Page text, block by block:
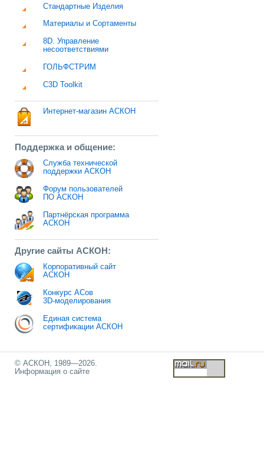
Стандартные Изделия
Материалы и Сортаменты
8D. Управление
несоответствиями
ГОЛЬФСТРИМ
C3D Toolkit
Интернет-магазин АСКОН
Поддержка и общение:
Служба технической
поддержки АСКОН
Форум пользователей
ПО АСКОН
Партнёрская программа
АСКОН
Другие сайты АСКОН:
Корпоративный сайт
АСКОН
Конкурс АСов
3D-моделирования
Единая система
сертификации АСКОН
© АСКОН, 1989—2026.
Информация о сайте